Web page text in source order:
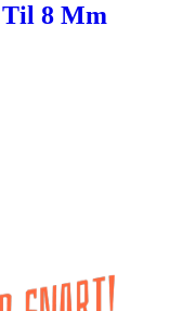
Til 8 Mm